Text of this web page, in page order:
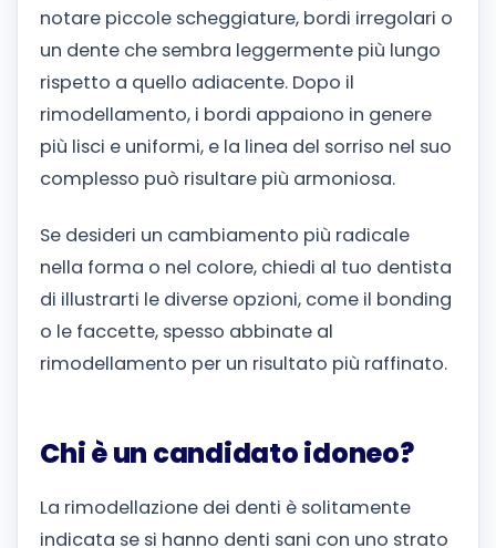
notare piccole scheggiature, bordi irregolari o
un dente che sembra leggermente più lungo
rispetto a quello adiacente. Dopo il
rimodellamento, i bordi appaiono in genere
più lisci e uniformi, e la linea del sorriso nel suo
complesso può risultare più armoniosa.
Se desideri un cambiamento più radicale
nella forma o nel colore, chiedi al tuo dentista
di illustrarti le diverse opzioni, come il bonding
o le faccette, spesso abbinate al
rimodellamento per un risultato più raffinato.
Chi è un candidato idoneo?
La rimodellazione dei denti è solitamente
indicata se si hanno denti sani con uno strato